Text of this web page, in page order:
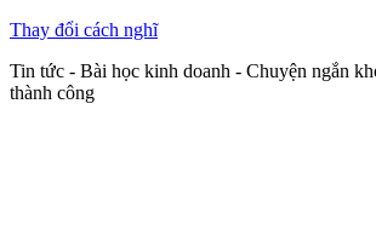
Thay đổi cách nghĩ
Tin tức - Bài học kinh doanh - Chuyện ngắn
thành công